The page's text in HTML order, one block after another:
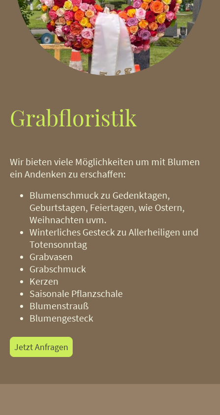
Grabfloristik
Wir bieten viele Möglichkeiten um mit Blumen
ein Andenken zu erschaffen:
Blumenschmuck zu Gedenktagen,
Geburtstagen, Feiertagen, wie Ostern,
Weihnachten uvm.
Winterliches Gesteck zu Allerheiligen und
Totensonntag
Grabvasen
Grabschmuck
Kerzen
Saisonale Pflanzschale
Blumenstrauß
Blumengesteck
Jetzt Anfragen